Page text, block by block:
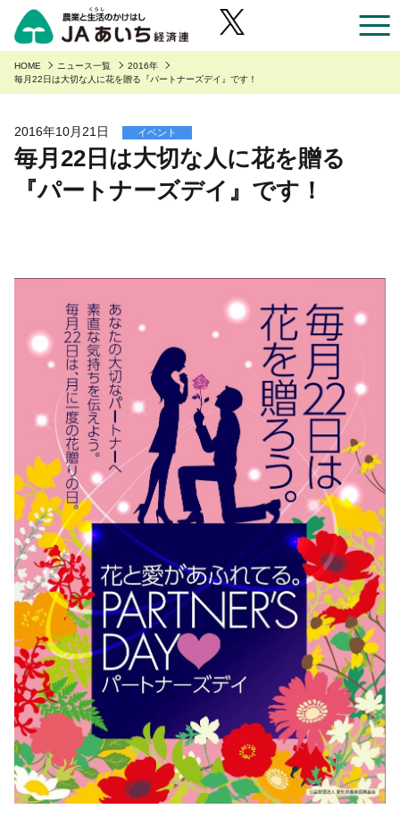
職員採用
アルバイト採用
リンク集
広報誌「かけはし」
お問い合わせ
お近くのJAのお店一覧
あいち産のご紹介
あいちの園芸
あいちの畜産・お肉
あいちの米・麦・大豆
安全・安心へのこだわり
安全・安心へのこだわり
あいち産 お米の安全・安心
あいちの農業
くらしに役立つ情報
Aコープ
グリーンセンター
食肉販売店
直営飲食店
JA-SS
JA葬祭
直営店のご紹介
「あいちJA-SS」公式サイト
「JA葬祭あいち」紹介ページ
JAの賃貸住宅
味のトラベル
JAタウン「あいちゴコロ」
いいね！あいち産料理レシピ
農家組合員の方へ
野菜・果物・花を生産の皆様へ
園芸部の取り組み
青果物の市況概要
牛肉・豚肉・鶏卵を生産の皆様へ
あいち産 畜産物情報ニュース
畜産・お肉市況表一覧
農畜産物衛生研究所
肥料・農薬について
肥料＆農薬通信
安心・安全の取り組みについて
営農支援センター
生産履歴管理システム
JAあいち版GAP
いきいき愛知
JAあいち経済連について
HOME ニュース一覧
2016年
毎月22日は大切な人に花を贈る『パートナーズデイ』です！
2016年10月21日 イベント
毎月22日は大切な人に花を贈る
『パートナーズデイ』です！